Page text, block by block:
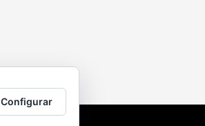
Configurar